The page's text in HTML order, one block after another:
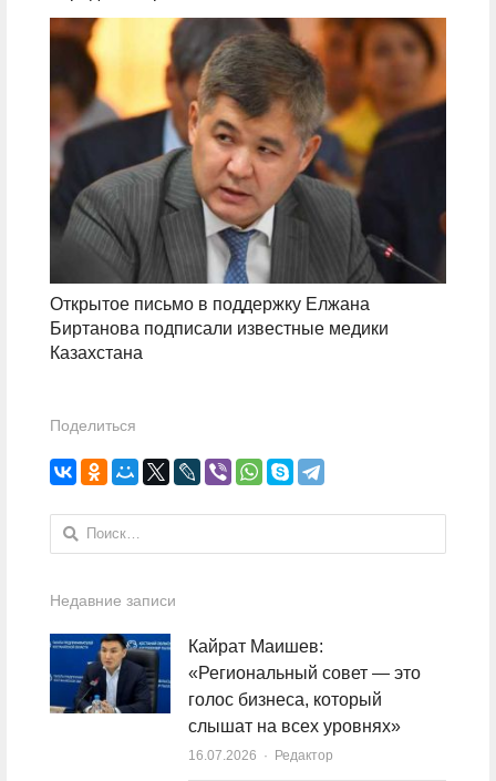
Открытое письмо в поддержку Елжана
Биртанова подписали известные медики
Казахстана
Поделиться
Найти:
Недавние записи
Кайрат Маишев:
«Региональный совет — это
голос бизнеса, который
слышат на всех уровнях»
16.07.2026 Author
Редактор